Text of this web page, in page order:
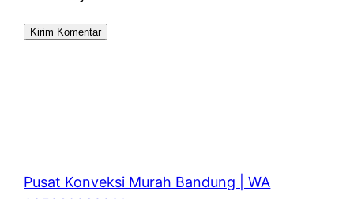
Pusat Konveksi Murah Bandung | WA